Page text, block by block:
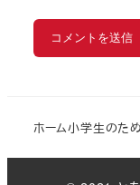
ホーム小学生のた